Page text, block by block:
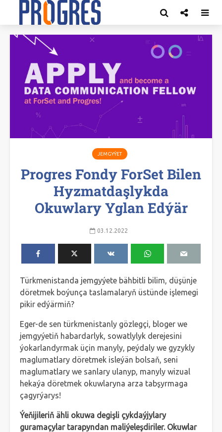
JEMGYÝET
Progres Fondy ForSet Bilen
Hyzmatdaşlykda
Okuwlary Yglan Edýär
03.12.2022
Türkmenistanda jemgyýete bähbitli bilim, düşünje
döretmek boýunça taslamalaryň üstünde işlemegi
pikir edýärmiň?
Eger-de sen türkmenistanly gözlegçi, bloger we
jemgyýetiň habardarlyk, sowatlylyk derejesini
ýokarlandyrmak üçin manyly, peýdaly we gyzykly
maglumatlary döretmek isleýän bolsaň, seni
maglumatlary we sanlary ulanyp, manyly wizual
hekaýa döretmek okuwlaryna arza tabşyrmaga
çagyrýarys!
Ýeňijileriň ähli okuwa degişli çykdaýjylary
guramaçylar tarapyndan maliýeleşdiriler. Okuwlar